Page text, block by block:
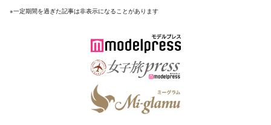
※一定期間を過ぎた記事は非表示になることがあります